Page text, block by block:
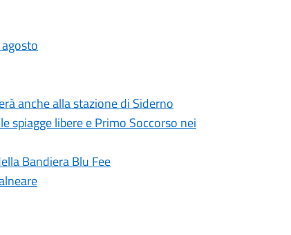
anche alla stazione di Siderno
spiagge libere e Primo Soccorso nei
Bandiera Blu Fee